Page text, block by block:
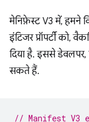
मेनिफ़ेस्ट V3 में, हमने
इंटिजर प्रॉपर्टी को,
दिया है. इससे
सकते हैं.
// Manifest V3